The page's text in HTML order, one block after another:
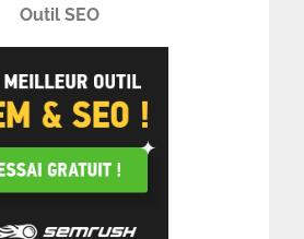
Outil SEO